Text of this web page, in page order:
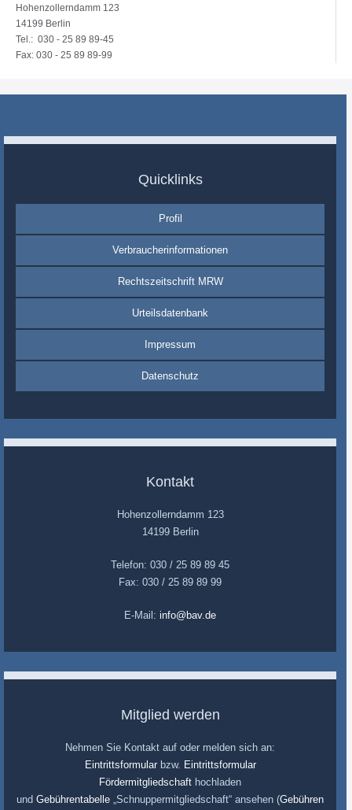
Hohenzollerndamm 123
14199 Berlin
Tel.: 030 - 25 89 89-45
Fax: 030 - 25 89 89-99
Quicklinks
Profil
Verbraucherinformationen
Rechtszeitschrift MRW
Urteilsdatenbank
Impressum
Datenschutz
Kontakt
Hohenzollerndamm 123
14199 Berlin
Telefon: 030 / 25 89 89 45
Fax: 030 / 25 89 89 99
E-Mail: info@bav.de
Mitglied werden
Nehmen Sie Kontakt auf oder melden sich an:
Eintrittsformularbzw. Eintrittsformular
Fördermitgliedschaft hochladen
und Gebührentabelle „Schnuppermitgliedschaft“ ansehen (Gebühren